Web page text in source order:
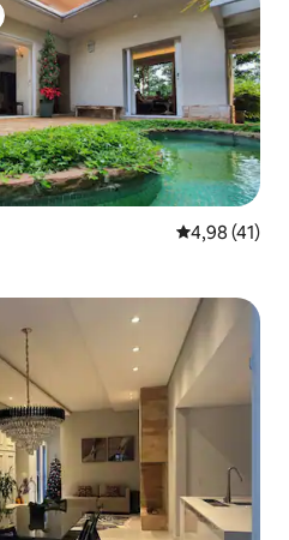
Priemerné
4,98 (41)